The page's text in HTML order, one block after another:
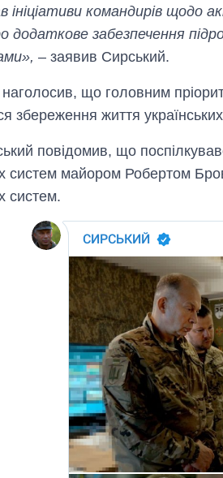
ініціативи командирів щодо
додаткове забезпечення
– заявив Сирський.
що головним
збереження життя
повідомив, що
систем майором Робертом
систем.